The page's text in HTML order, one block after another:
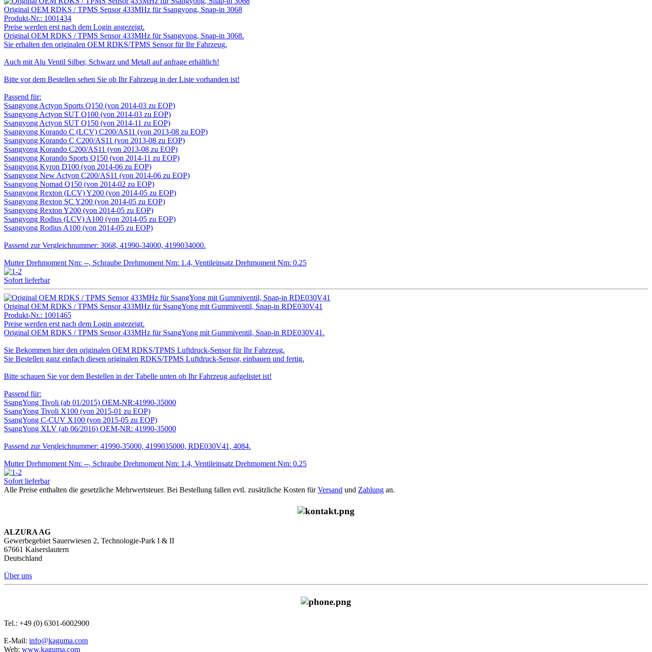
Original OEM RDKS / TPMS Sensor 433MHz für Ssangyong, Snap-in 3068
Produkt-Nr.: 1001434
Preise werden erst nach dem Login angezeigt.
Original OEM RDKS / TPMS Sensor 433MHz für Ssangyong, Snap-in 3068.
Sie erhalten den originalen OEM RDKS/TPMS Sensor für Ihr Fahrzeug.
Auch mit Alu Ventil Silber, Schwarz und Metall auf anfrage erhältlich!
Bitte vor dem Bestellen sehen Sie ob Ihr Fahrzeug in der Liste vorhanden ist!
Passend für:
Ssangyong Actyon Sports Q150 (von 2014-03 zu EOP)
Ssangyong Actyon SUT Q100 (von 2014-03 zu EOP)
Ssangyong Actyon SUT Q150 (von 2014-11 zu EOP)
Ssangyong Korando C (LCV) C200/AS11 (von 2013-08 zu EOP)
Ssangyong Korando C C200/AS11 (von 2013-08 zu EOP)
Ssangyong Korando C200/AS11 (von 2013-08 zu EOP)
Ssangyong Korando Sports Q150 (von 2014-11 zu EOP)
Ssangyong Kyron D100 (von 2014-06 zu EOP)
Ssangyong New Actyon C200/AS11 (von 2014-06 zu EOP)
Ssangyong Nomad Q150 (von 2014-02 zu EOP)
Ssangyong Rexton (LCV) Y200 (von 2014-05 zu EOP)
Ssangyong Rexton SC Y200 (von 2014-05 zu EOP)
Ssangyong Rexton Y200 (von 2014-05 zu EOP)
Ssangyong Rodius (LCV) A100 (von 2014-05 zu EOP)
Ssangyong Rodius A100 (von 2014-05 zu EOP)
Passend zur Vergleichnummer: 3068, 41990-34000, 4199034000.
Mutter Drehmoment Nm: --, Schraube Drehmoment Nm: 1.4, Ventileinsatz Drehmoment Nm: 0.25
Sofort lieferbar
Original OEM RDKS / TPMS Sensor 433MHz für SsangYong mit Gummiventil, Snap-in RDE030V41
Produkt-Nr.: 1001465
Preise werden erst nach dem Login angezeigt.
Original OEM RDKS / TPMS Sensor 433MHz für SsangYong mit Gummiventil, Snap-in RDE030V41.
Sie Bekommen hier den originalen OEM RDKS/TPMS Luftdruck-Sensor für Ihr Fahrzeug.
Sie Bestellen ganz einfach diesen originalen RDKS/TPMS Luftdruck-Sensor, einbauen und fertig.
Bitte schauen Sie vor dem Bestellen in der Tabelle unten ob Ihr Fahrzeug aufgelistet ist!
Passend für:
SsangYong Tivoli (ab 01/2015) OEM-NR:41990-35000
SsangYong Tivoli X100 (von 2015-01 zu EOP)
SsangYong C-CUV X100 (von 2015-05 zu EOP)
SsangYong XLV (ab 06/2016) OEM-NR: 41990-35000
Passend zur Vergleichnummer: 41990-35000, 4199035000, RDE030V41, 4084.
Mutter Drehmoment Nm: --, Schraube Drehmoment Nm: 1.4, Ventileinsatz Drehmoment Nm: 0.25
Sofort lieferbar
Alle Preise enthalten die gesetzliche Mehrwertsteuer. Bei Bestellung fallen evtl. zusätzliche Kosten fürVersand und Zahlung an.
ALZURA AG
Gewerbegebiet Sauerwiesen 2, Technologie-Park I & II
67661 Kaiserslautern
Deutschland
Über uns
Tel.: +49 (0) 6301-6002900
E-Mail: info@kaguma.com
Web: www.kaguma.com